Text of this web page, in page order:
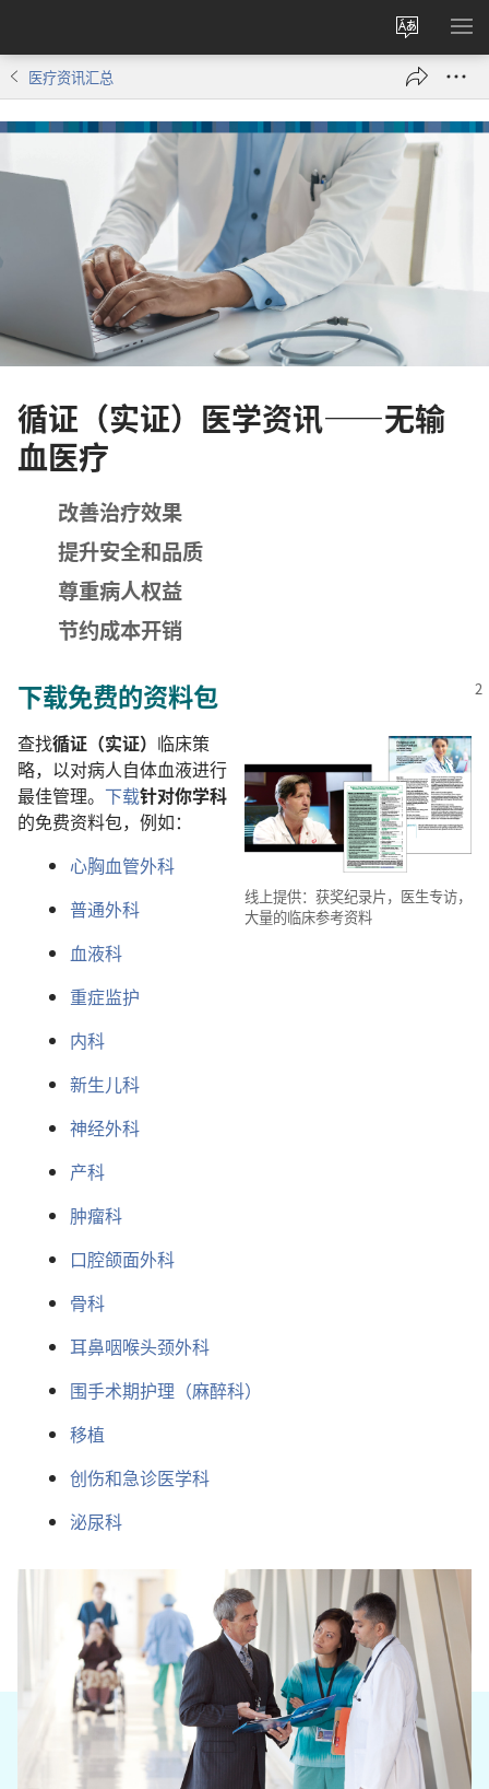
更
改
网
站
语
言
显
单
医疗资讯汇总
循证（实证）医学资讯——无输
血医疗
改善治疗效果
提升安全和品质
尊重病人权益
节约成本开销
下载免费的资料包
线上提供：获奖纪录片，医生专访，
大量的临床参考资料
查找循证（实证） 临床策
略，以对病人自体血液进行
最佳管理。 下载针对你学科
的免费资料包，例如：
心胸血管外科
普通外科
血液科
重症监护
内科
新生儿科
神经外科
产科
肿瘤科
口腔颌面外科
骨科
耳鼻咽喉头颈外科
围手术期护理（麻醉科）
移植
创伤和急诊医学科
泌尿科